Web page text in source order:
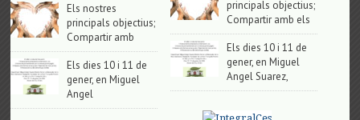
Els nostres
principals objectius;
Compartir amb
Els dies 10 i 11 de
gener, en Miguel
Angel
principals objectius;
Compartir amb els
Els dies 10 i 11 de
gener, en Miguel
Angel Suarez,